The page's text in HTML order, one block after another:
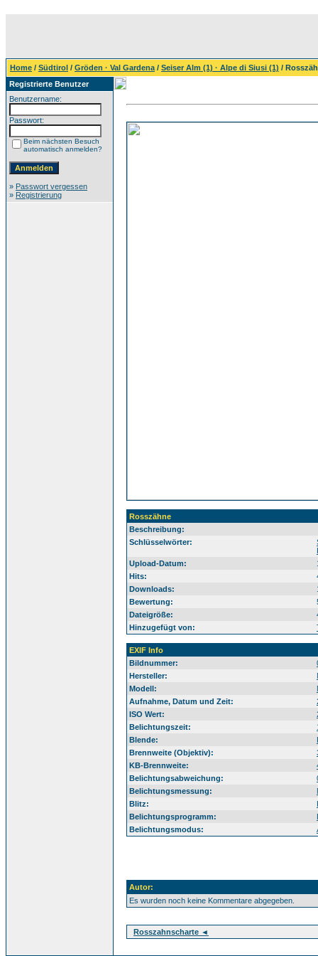
Home / Südtirol / Gröden · Val Gardena / Seiser Alm (1) · Alpe di Siusi (1) /
Registrierte Benutzer
Benutzername:
Passwort:
Beim nächsten Besuch
automatisch anmelden?
» Passwort vergessen
» Registrierung
Rosszähne
Beschreibung:
Schlüsselwörter:
Upload-Datum:
Hits:
Downloads:
Bewertung:
Dateigröße:
Hinzugefügt von:
EXIF Info
Bildnummer:
Hersteller:
Modell:
Aufnahme, Datum und Zeit:
ISO Wert:
Belichtungszeit:
Blende:
Brennweite (Objektiv):
KB-Brennweite:
Belichtungsabweichung:
Belichtungsmessung:
Blitz:
Belichtungsprogramm:
Belichtungsmodus:
Autor:
Es wurden noch keine Kommentare abgegeben.
Rosszahnscharte ◄